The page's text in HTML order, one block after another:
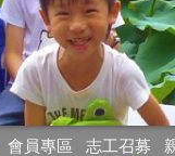
會員專區 志工召募